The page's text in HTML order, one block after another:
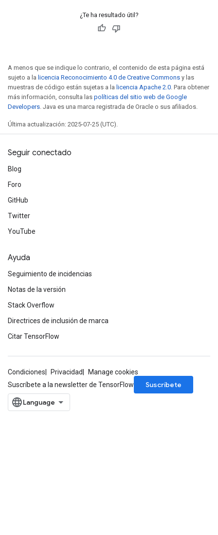
¿Te ha resultado útil?
A menos que se indique lo contrario, el contenido de esta página está
sujeto a la licencia Reconocimiento 4.0 de Creative Commons y las
muestras de código están sujetas a la licencia Apache 2.0 . Para obtener
más información, consulta las políticas del sitio web de Google
Developers . Java es una marca registrada de Oracle o sus afiliados.
Última actualización: 2025-07-25 (UTC).
Seguir conectado
Blog
Foro
GitHub
Twitter
YouTube
Ayuda
Seguimiento de incidencias
Notas de la versión
Stack Overflow
Directrices de inclusión de marca
Citar TensorFlow
Condiciones Privacidad
Manage cookies
Suscríbete a la newsletter de TensorFlow
Suscríbete